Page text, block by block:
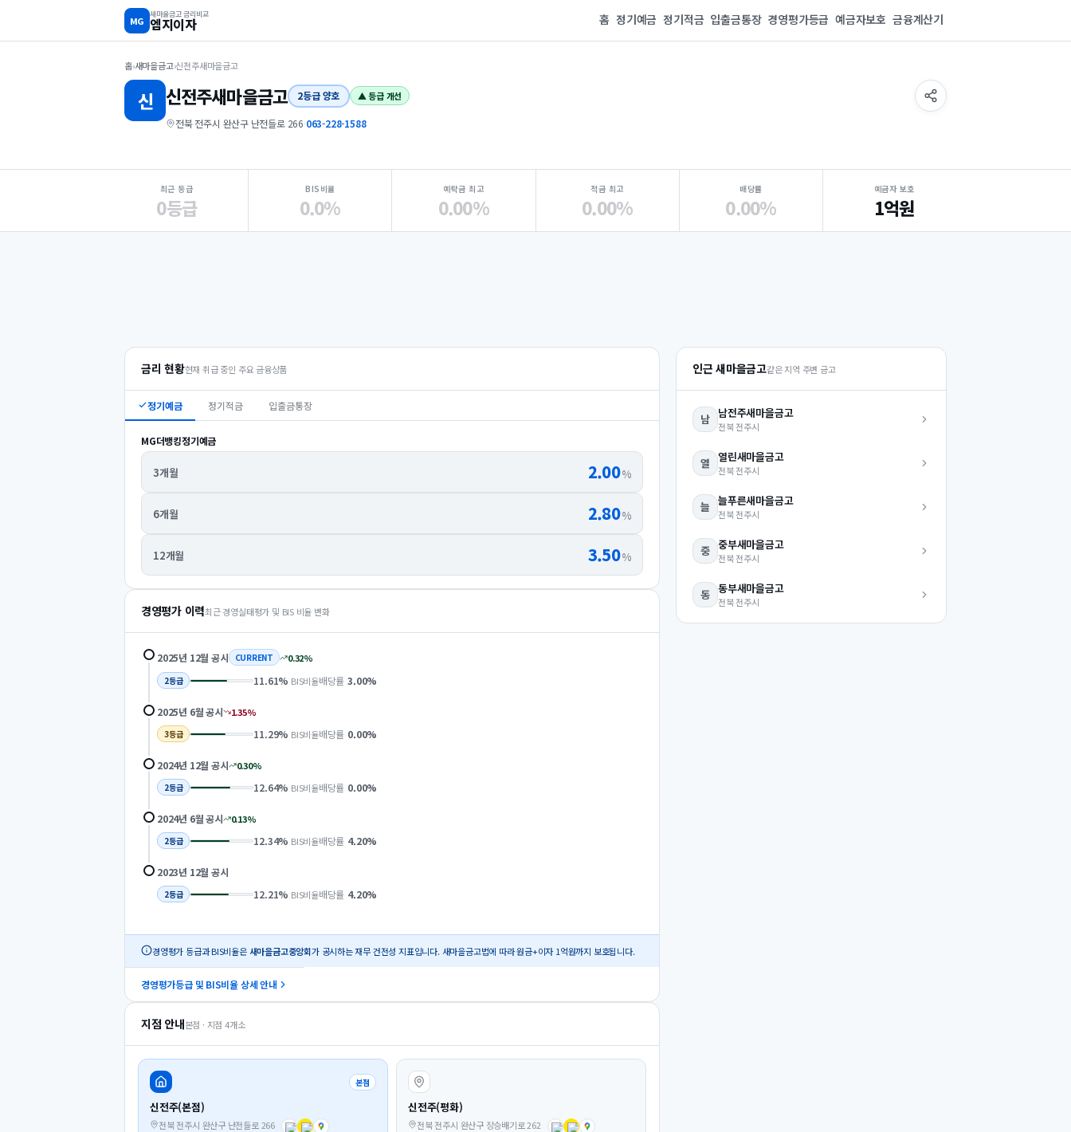
MG
새마을금고 금리비교
엠지이자 홈 정기예금 정기적금 입출금통장 경영평가등급 예금자보호 금융계산기
홈›새마을금고›신전주새마을금고
신 신전주새마을금고 2등급 양호 ▲ 등급 개선
전북 전주시 완산구 난전들로 266·063-228-1588
최근 등급
0등급
BIS비율
0.0%
예탁금 최고
0.00%
적금 최고
0.00%
배당률
0.00%
예금자 보호
1억원
금리 현황현재 취급 중인 주요 금융상품
정기예금 정기적금 입출금통장
MG더뱅킹정기예금
3개월 2.00%
6개월 2.80%
12개월 3.50%
경영평가 이력최근 경영실태평가 및 BIS 비율 변화
2025년 12월 공시 CURRENT 0.32%
2등급 11.61% BIS비율배당률 3.00%
2025년 6월공시 1.35%
3등급 11.29% BIS비율배당률 0.00%
2024년 12월 공시 0.30%
2등급 12.64% BIS비율배당률 0.00%
2024년 6월공시 0.13%
2등급 12.34% BIS비율배당률 4.20%
2023년 12월 공시
2등급 12.21% BIS비율배당률 4.20%
경영평가 등급과 BIS비율은 새마을금고중앙회가 공시하는 재무 건전성 지표입니다. 새마을금고법에 따라 원금+이자 1억원까지 보호됩니다.
경영평가등급 및 BIS비율 상세 안내
지점 안내본점 · 지점 4개소
본점
신전주(본점)
전북 전주시 완산구 난전들로 266
신전주(평화)
전북 전주시 완산구 장승배기로 262
인근 새마을금고같은 지역 주변 금고
남 남전주새마을금고
전북 전주시
열 열린새마을금고
전북 전주시
늘 늘푸른새마을금고
전북 전주시
중 중부새마을금고
전북 전주시
동 동부새마을금고
전북 전주시